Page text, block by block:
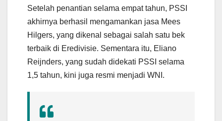
Setelah penantian selama empat tahun, PSSI
akhirnya berhasil mengamankan jasa Mees
Hilgers, yang dikenal sebagai salah satu bek
terbaik di Eredivisie. Sementara itu, Eliano
Reijnders, yang sudah didekati PSSI selama
1,5 tahun, kini juga resmi menjadi WNI.